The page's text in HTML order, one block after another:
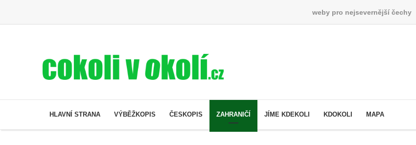
weby pro nejsevernější čechy
HLAVNÍ STRANA VÝBĚŽKOPIS ČESKOPIS ZAHRANIČÍ JÍME KDEKOLI KDOKOLI MAPA